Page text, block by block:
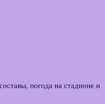
погода на стадионе и